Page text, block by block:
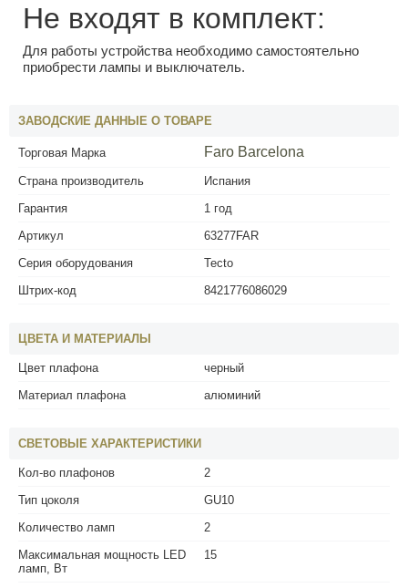
Не входят в комплект:
Для работы устройства необходимо самостоятельно
приобрести лампы и выключатель.
ЗАВОДСКИЕ ДАННЫЕ О ТОВАРЕ
Торговая Марка Faro Barcelona
Страна производитель
Испания
Гарантия
1 год
Артикул
63277FAR
Серия оборудования
Tecto
Штрих-код
8421776086029
ЦВЕТА И МАТЕРИАЛЫ
Цвет плафона
черный
Материал плафона
алюминий
СВЕТОВЫЕ ХАРАКТЕРИСТИКИ
Кол-во плафонов
2
Тип цоколя
GU10
Количество ламп
2
Максимальная мощность LED
ламп, Вт
15